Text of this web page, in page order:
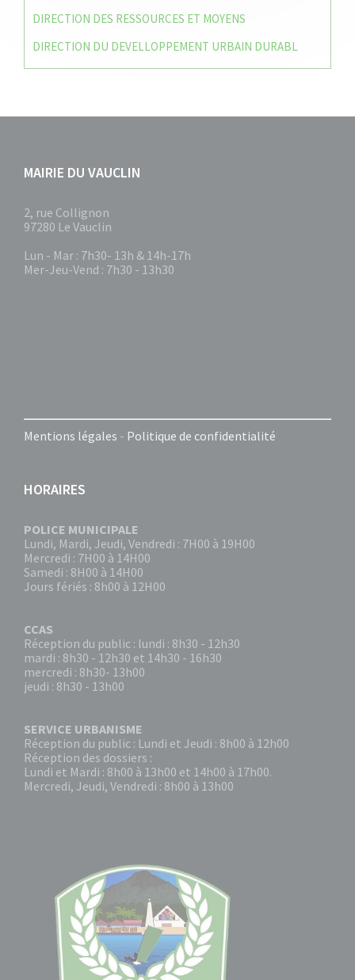
DIRECTION DES RESSOURCES ET MOYENS
DIRECTION DU DEVELLOPPEMENT URBAIN DURABL
MAIRIE DU VAUCLIN
2, rue Collignon
97280 Le Vauclin
Lun - Mar : 7h30- 13h & 14h-17h
Mer-Jeu-Vend : 7h30 - 13h30
Mentions légales - Politique de confidentialité
HORAIRES
POLICE MUNICIPALE
Lundi, Mardi, Jeudi, Vendredi : 7H00 à 19H00
Mercredi : 7H00 à 14H00
Samedi : 8H00 à 14H00
Jours fériés : 8h00 à 12H00
CCAS
Réception du public : lundi : 8h30 - 12h30
mardi : 8h30 - 12h30 et 14h30 - 16h30
mercredi : 8h30- 13h00
jeudi : 8h30 - 13h00
SERVICE URBANISME
Réception du public : Lundi et Jeudi : 8h00 à 12h00
Réception des dossiers :
Lundi et Mardi : 8h00 à 13h00 et 14h00 à 17h00.
Mercredi, Jeudi, Vendredi : 8h00 à 13h00